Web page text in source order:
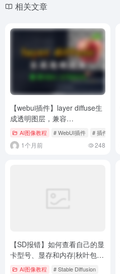
相关文章
【webui插件】layer diffuse生
成透明图层，兼容
SD1.5/SDXL模型
AI图像教程 # WebUI插件 # 插件
1个月前 248
【SD报错】如何查看自己的显
卡型号、显存和内存|秋叶包基
础常识篇
AI图像教程 # Stable Diffusion